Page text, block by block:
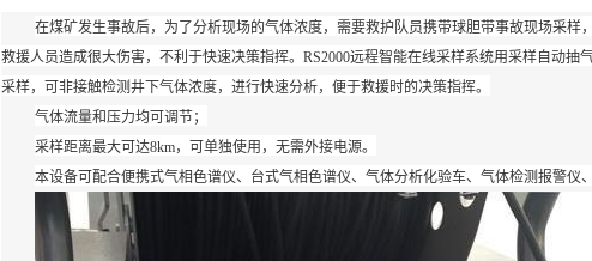
在煤矿发生事故后，为了分析现场的气体浓度，需要救护队员携带球胆带事故现场采样
救援人员造成很大伤害，不利于快速决策指挥。RS2000远程智能在线采样系统用采样自动抽
采样，可非接触检测井下气体浓度，进行快速分析，便于救援时的决策指挥。
气体流量和压力均可调节；
采样距离最大可达8km，可单独使用，无需外接电源。
本设备可配合便携式气相色谱仪、台式气相色谱仪、气体分析化验车、气体检测报警仪